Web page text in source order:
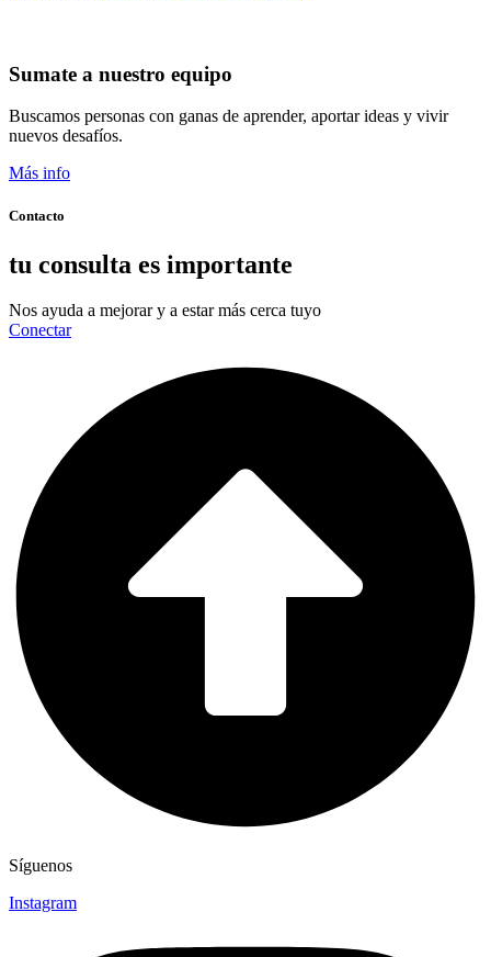
Sumate a nuestro equipo
Buscamos personas con ganas de aprender, aportar ideas y vivir
nuevos desafíos.
Más info
Contacto
tu consulta es importante
Nos ayuda a mejorar y a estar más cerca tuyo
Conectar
Síguenos
Instagram